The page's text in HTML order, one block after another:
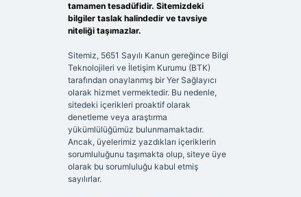
tamamen tesadüfidir. Sitemizdeki
bilgiler taslak halindedir ve tavsiye
niteliği taşımazlar.
Sitemiz, 5651 Sayılı Kanun gereğince Bilgi
Teknolojileri ve İletişim Kurumu (BTK)
tarafından onaylanmış bir Yer Sağlayıcı
olarak hizmet vermektedir. Bu nedenle,
sitedeki içerikleri proaktif olarak
denetleme veya araştırma
yükümlülüğümüz bulunmamaktadır.
Ancak, üyelerimiz yazdıkları içeriklerin
sorumluluğunu taşımakta olup, siteye üye
olarak bu sorumluluğu kabul etmiş
sayılırlar.